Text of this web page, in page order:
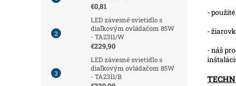
€0,81
LED závesné svietidlo s
diaľkovým ovládačom 85W
- TA2311/W
€229,90
LED závesné svietidlo s
diaľkovým ovládačom 85W
- TA2311/B
- použité
-
- náš